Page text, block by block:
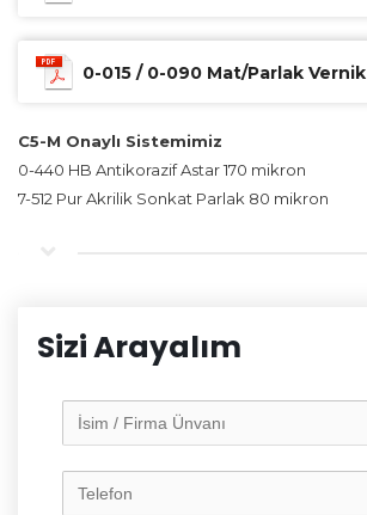
0-015 / 0-090 Mat/Parlak Vernik
C5-M Onaylı Sistemimiz
0-440 HB Antikorazif Astar 170 mikron
7-512 Pur Akrilik Sonkat Parlak 80 mikron
Sizi Arayalım